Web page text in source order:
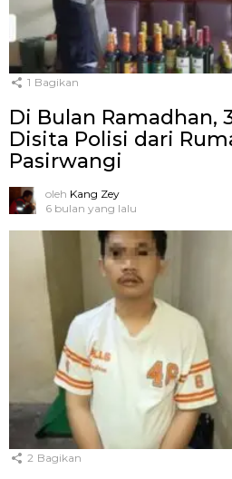
1 Bagikan
Di Bulan Ramadhan,
Disita Polisi dari
Pasirwangi
oleh Kang Zey
6 bulan yang lalu
2 Bagikan